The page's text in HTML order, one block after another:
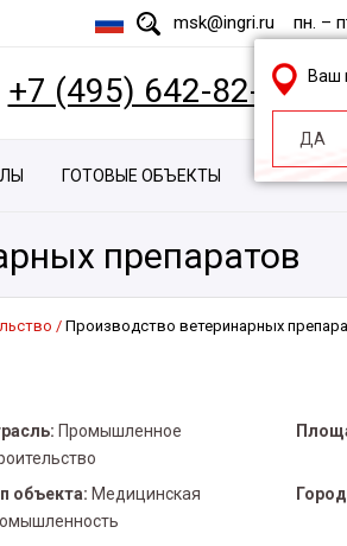
msk@ingri.ru пн. –
Ваш
ДА
+7 (495) 642-82-62
ГОТОВЫЕ ОБЪЕКТЫ
препаратов
Производство ветеринарных
Промышленное
объекта: Медицинская